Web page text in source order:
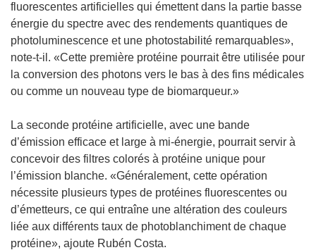
fluorescentes artificielles qui émettent dans la partie basse
énergie du spectre avec des rendements quantiques de
photoluminescence et une photostabilité remarquables»,
note-t-il. «Cette première protéine pourrait être utilisée pour
la conversion des photons vers le bas à des fins médicales
ou comme un nouveau type de biomarqueur.»
La seconde protéine artificielle, avec une bande
d’émission efficace et large à mi-énergie, pourrait servir à
concevoir des filtres colorés à protéine unique pour
l’émission blanche. «Généralement, cette opération
nécessite plusieurs types de protéines fluorescentes ou
d’émetteurs, ce qui entraîne une altération des couleurs
liée aux différents taux de photoblanchiment de chaque
protéine», ajoute Rubén Costa.